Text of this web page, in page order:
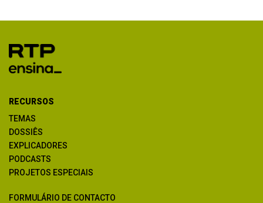
RECURSOS
TEMAS
DOSSIÊS
EXPLICADORES
PODCASTS
PROJETOS ESPECIAIS
FORMULÁRIO DE CONTACTO